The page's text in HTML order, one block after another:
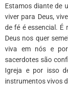
Estamos diante de
viver para Deus,
de fé é essencial. É
Deus nos quer
viva em nós e
sacerdotes são
Igreja e por isso
instrumentos vivos